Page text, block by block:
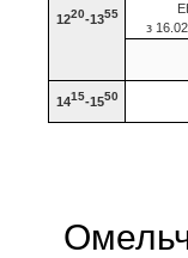
1220-1355
з
1415-1550